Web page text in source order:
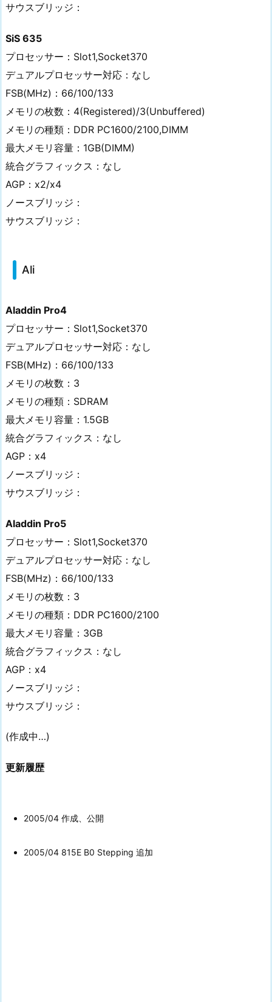
サウスブリッジ：
SiS 635
プロセッサー：Slot1,Socket370
デュアルプロセッサー対応：なし
FSB(MHz)：66/100/133
メモリの枚数：4(Registered)/3(Unbuffered)
メモリの種類：DDR PC1600/2100,DIMM
最大メモリ容量：1GB(DIMM)
統合グラフィックス：なし
AGP：x2/x4
ノースブリッジ：
サウスブリッジ：
Ali
Aladdin Pro4
プロセッサー：Slot1,Socket370
デュアルプロセッサー対応：なし
FSB(MHz)：66/100/133
メモリの枚数：3
メモリの種類：SDRAM
最大メモリ容量：1.5GB
統合グラフィックス：なし
AGP：x4
ノースブリッジ：
サウスブリッジ：
Aladdin Pro5
プロセッサー：Slot1,Socket370
デュアルプロセッサー対応：なし
FSB(MHz)：66/100/133
メモリの枚数：3
メモリの種類：DDR PC1600/2100
最大メモリ容量：3GB
統合グラフィックス：なし
AGP：x4
ノースブリッジ：
サウスブリッジ：
(作成中…)
更新履歴
2005/04 作成、公開
2005/04 815E B0 Stepping 追加